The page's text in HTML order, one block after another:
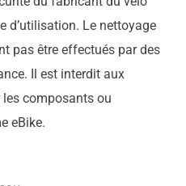
d’utilisation. Le nettoyage
pas être effectués par des
Il est interdit aux
composants ou
eBike.